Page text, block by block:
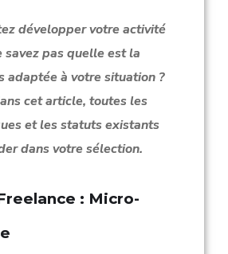
développer votre activité
savez pas quelle est la
adaptée à votre situation ?
cet article, toutes les
et les statuts existants
dans votre sélection.
: Micro-